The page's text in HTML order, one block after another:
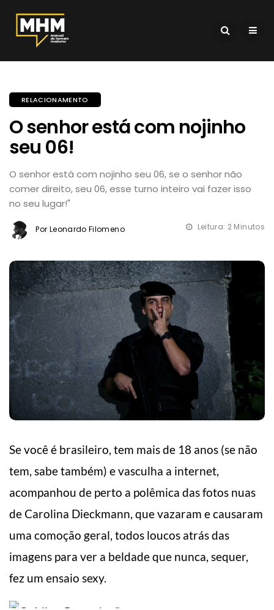
RELACIONAMENTO
O senhor está com nojinho
seu 06!
O senhor está com nojinho seu 06, se o senhor não
comer direito, seu 06, esse turno inteiro vai fazer isso
no seu lugar!"
Por Leonardo Filomeno Leitura: 2 Minutos
Se você é brasileiro, tem mais de 18 anos (se não
tem, sabe também) e vasculha a internet,
acompanhou de perto a polêmica das fotos nuas
de Carolina Dieckmann, que vazaram e causaram
uma comoção geral, todos loucos atrás das
imagens para ver a beldade que nunca, sequer,
fez um ensaio sexy.